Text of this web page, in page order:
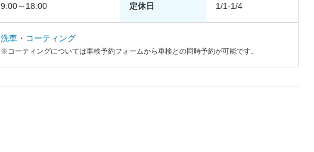
9:00～18:00 定休日 1/1-1/4
洗車・コーティング
※コーティングについては車検予約フォームから車検との同時予約が可能です。